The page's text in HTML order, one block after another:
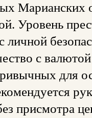
Марианских
Уровень
личной
с
для
присмотра